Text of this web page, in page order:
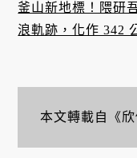
釜山新地標！隈研
浪軌跡，化作 342
本文轉載自《欣